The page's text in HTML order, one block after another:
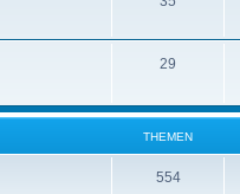
29
THEMEN
554